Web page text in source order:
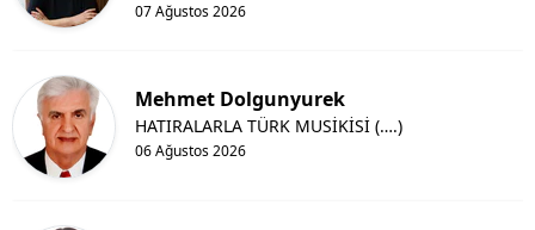
07 Ağustos 2026
Mehmet Dolgunyurek
06 Ağustos 2026
HATIRALARLA TÜRK MUSİKİSİ (….)